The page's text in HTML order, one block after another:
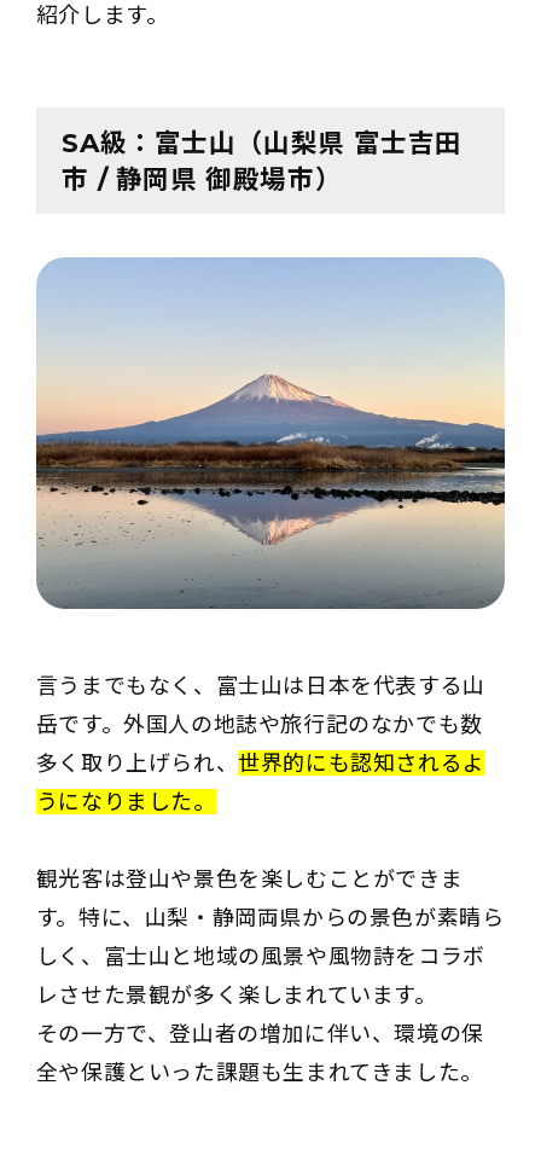
紹介します。
SA級：富士山（山梨県 富士吉田
市 / 静岡県 御殿場市）
言うまでもなく、富士山は日本を代表する山
岳です。外国人の地誌や旅行記のなかでも数
多く取り上げられ、世界的にも認知されるよ
うになりました。
観光客は登山や景色を楽しむことができま
す。特に、山梨・静岡両県からの景色が素晴ら
しく、富士山と地域の風景や風物詩をコラボ
レさせた景観が多く楽しまれています。
その一方で、登山者の増加に伴い、環境の保
全や保護といった課題も生まれてきました。